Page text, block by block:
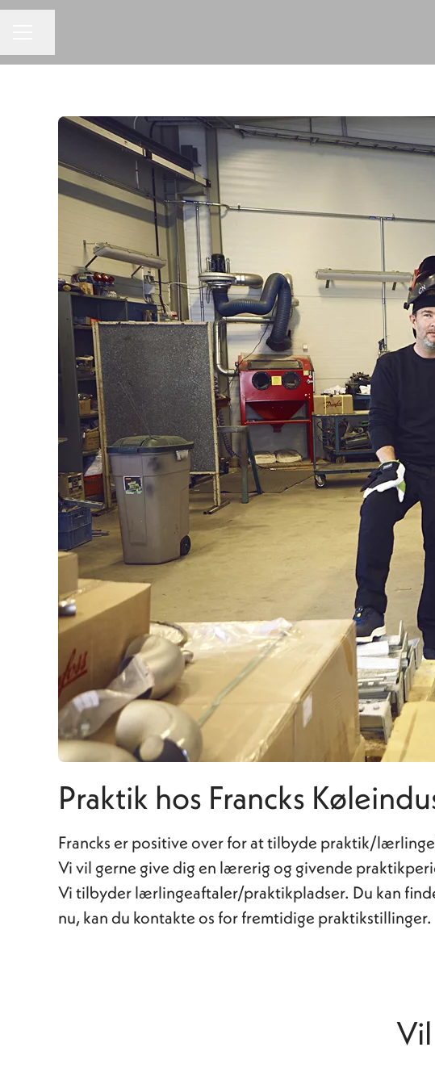
Praktik hos Francks
Francks er positive over for at tilbyde praktik/
Vi vil gerne give dig en lærerig og givende
Vi tilbyder lærlingeaftaler/praktikpladser. Du kan
nu, kan du kontakte os for fremtidige praktikstillinger.